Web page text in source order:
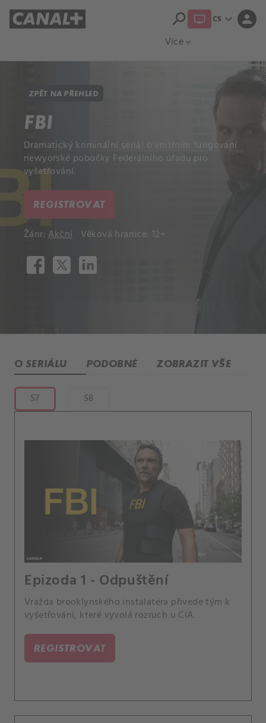
Více expand_more
search CS expand_more person
ZPĚT NA PŘEHLED
FBI
Dramatický kriminální seriál o vnitřním fungování
newyorské pobočky Federálního úřadu pro
vyšetřování.
REGISTROVAT
Žánr:Akční Věková hranice: 12+
O SERIÁLU PODOBNÉ ZOBRAZIT VŠE
S7 S8
Epizoda 1 - Odpuštění
Vražda brooklynského instalatéra přivede tým k
vyšetřování, které vyvolá rozruch u CIA.
REGISTROVAT